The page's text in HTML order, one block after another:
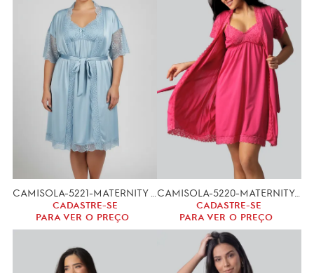
CADASTRE-SE
PARA VER O PREÇO
CAMISOLA-5220-MATERNITY (M,G)-CONJUNTO
CADASTRE-SE
PARA VER O PREÇO